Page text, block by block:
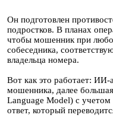
Он подготовлен
подростков. В планах
чтобы мошенник при
собеседника,
владельца номера.
Вот как это работает: ИИ-
мошенника, далее
Language Model) с учетом
ответ, который